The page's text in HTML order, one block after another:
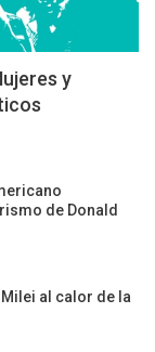
y
de Donald
al calor de la